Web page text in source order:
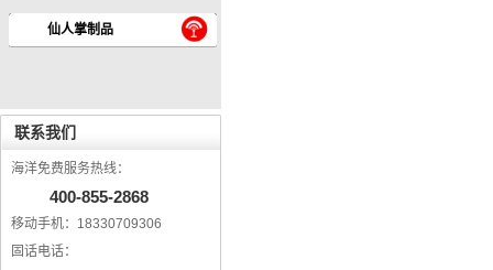
仙人掌制品
联系我们
海洋免费服务热线：
400-855-2868
移动手机：18330709306
固话电话：